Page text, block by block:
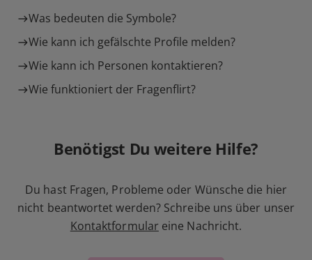
Was bedeuten die Symbole?
Wie kann ich gefälschte Profile melden?
Wie kann ich Personen kontaktieren?
Wie funktioniert der Fragenflirt?
Benötigst Du weitere Hilfe?
Du hast Fragen, Probleme oder Wünsche die hier
nicht beantwortet werden? Schreibe uns über unser
Kontaktformular eine Nachricht.